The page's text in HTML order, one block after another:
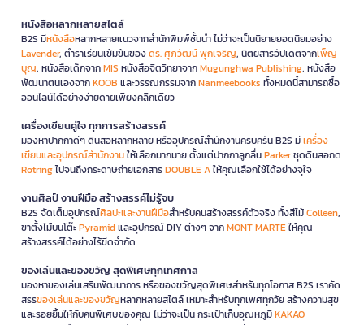
หนังสือหลากหลายสไตล์
B2S มีหนังสือหลากหลายแนวจากสำนักพิมพ์ชั้นนำ ไม่ว่าจะเป็นนิยายยอดนิยมอย่าง
Lavender, ตำราเรียนเข้มข้นของดร. ศุภวัฒน์ พุกเจริญ, นิตยสารอัปเดตจากเพ็ญ
บุญ, หนังสือเด็กจากMIS หนังสือจิตวิทยาจากMugunghwa Publishing, หนังสือ
พัฒนาตนเองจากKOOB และวรรณกรรมจากNanmeebooks ทั้งหมดนี้สามารถซื้อ
ออนไลน์ได้อย่างง่ายดายเพียงคลิกเดียว
เครื่องเขียนคู่ใจ ทุกการสร้างสรรค์
มองหาปากกาดีๆ ดินสอหลากหลาย หรืออุปกรณ์สำนักงานครบครัน B2S มีเครื่อง
เขียนและอุปกรณ์สำนักงานให้เลือกมากมาย ตั้งแต่ปากกาลูกลื่นParkerชุดดินสอกด
Rotringไปจนถึงกระดาษถ่ายเอกสารDOUBLE Aให้คุณเลือกใช้ได้อย่างจุใจ
งานศิลป์ งานฝีมือ สร้างสรรค์ไม่รู้จบ
B2S จัดเต็มอุปกรณ์ศิลปะและงานฝีมือสำหรับคนสร้างสรรค์ตัวจริง ทั้งสีไม้Colleen,
ขาตั้งไม้บนโต๊ะPyramidและอุปกรณ์ DIY ต่างๆ จากMONT MARTEให้คุณ
สร้างสรรค์ได้อย่างไร้ขีดจำกัด
ของเล่นและของขวัญ สุดพิเศษทุกเทศกาล
มองหาของเล่นเสริมพัฒนาการ หรือของขวัญสุดพิเศษสำหรับทุกโอกาส B2S เราคัด
สรรของเล่นและของขวัญหลากหลายสไตล์ เหมาะสำหรับทุกเพศทุกวัย สร้างความสุข
และรอยยิ้มให้กับคนพิเศษของคุณ ไม่ว่าจะเป็น กระเป๋าเก็บอุณหภูมิKAKAO